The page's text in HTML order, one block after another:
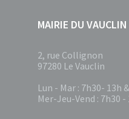
MAIRIE DU VAUCLIN
2, rue Collignon
97280 Le Vauclin
Lun - Mar : 7h30- 13h
Mer-Jeu-Vend : 7h30 -